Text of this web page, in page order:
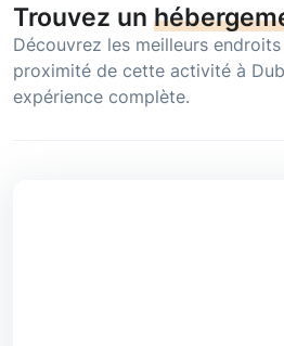
Trouvez un
Découvrez les meilleurs
proximité de cette activité à
expérience complète.